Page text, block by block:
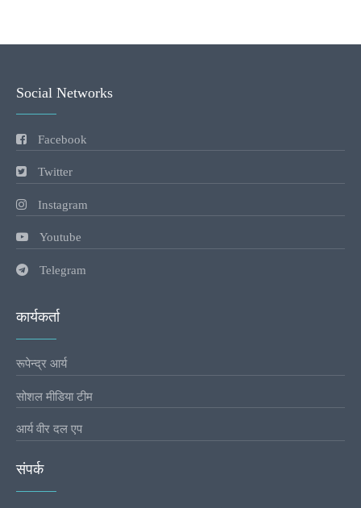
Social Networks
Facebook
Twitter
Instagram
Youtube
Telegram
कार्यकर्ता
रूपेन्द्र आर्य
सोशल मीडिया टीम
आर्य वीर दल एप
संपर्क